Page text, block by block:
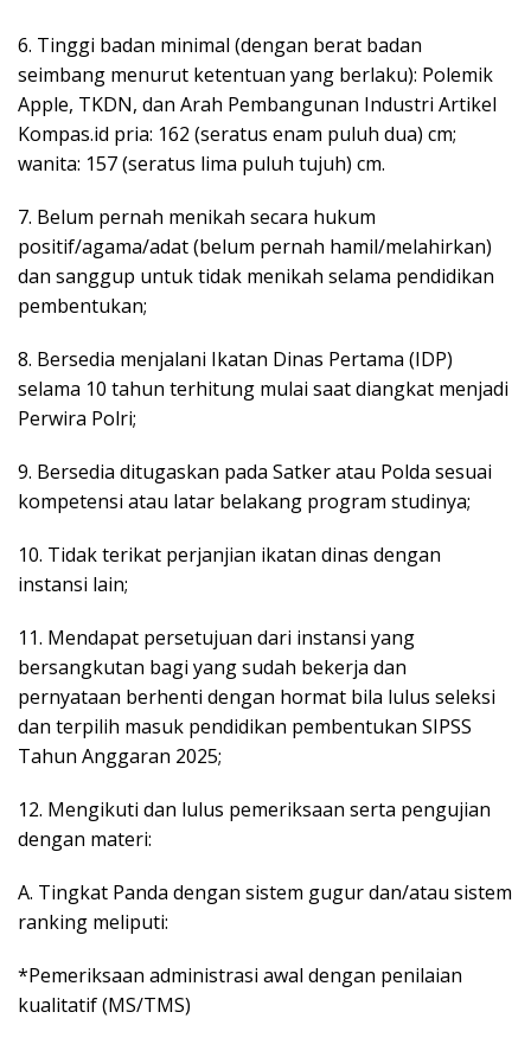
6. Tinggi badan minimal (dengan berat badan
seimbang menurut ketentuan yang berlaku): Polemik
Apple, TKDN, dan Arah Pembangunan Industri Artikel
Kompas.id pria: 162 (seratus enam puluh dua) cm;
wanita: 157 (seratus lima puluh tujuh) cm.
7. Belum pernah menikah secara hukum
positif/agama/adat (belum pernah hamil/melahirkan)
dan sanggup untuk tidak menikah selama pendidikan
pembentukan;
8. Bersedia menjalani Ikatan Dinas Pertama (IDP)
selama 10 tahun terhitung mulai saat diangkat menjadi
Perwira Polri;
9. Bersedia ditugaskan pada Satker atau Polda sesuai
kompetensi atau latar belakang program studinya;
10. Tidak terikat perjanjian ikatan dinas dengan
instansi lain;
11. Mendapat persetujuan dari instansi yang
bersangkutan bagi yang sudah bekerja dan
pernyataan berhenti dengan hormat bila lulus seleksi
dan terpilih masuk pendidikan pembentukan SIPSS
Tahun Anggaran 2025;
12. Mengikuti dan lulus pemeriksaan serta pengujian
dengan materi:
A. Tingkat Panda dengan sistem gugur dan/atau sistem
ranking meliputi:
*Pemeriksaan administrasi awal dengan penilaian
kualitatif (MS/TMS)